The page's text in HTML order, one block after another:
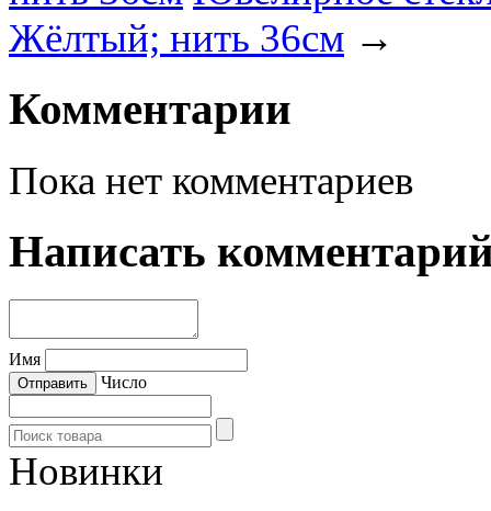
Жёлтый; нить 36см →
Комментарии
Пока нет комментариев
Написать
Имя
Число
Новинки